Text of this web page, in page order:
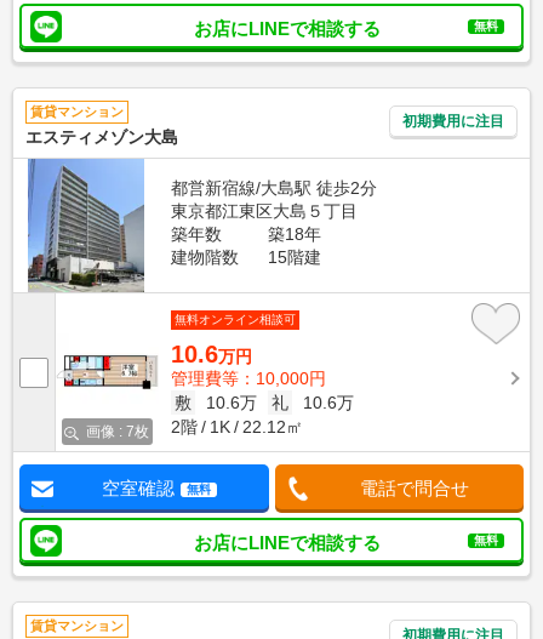
お店にLINEで相談する 無料
賃貸マンション
エスティメゾン大島
初期費用に注目
都営新宿線/大島駅 徒歩2分
東京都江東区大島５丁目
築年数
築18年
建物階数
15階建
画像 : 7枚
無料オンライン相談可
10.6万円
管理費等：10,000円
敷
10.6万 礼
10.6万
2階
1K 22.12㎡
空室確認 無料 電話で問合せ
お店にLINEで相談する 無料
賃貸マンション
初期費用に注目